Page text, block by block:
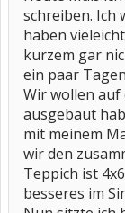
schreiben. Ich
haben
kurzem gar
ein paar
Wir wollen auf
ausgebaut
mit meinem
wir den
Teppich ist
besseres im